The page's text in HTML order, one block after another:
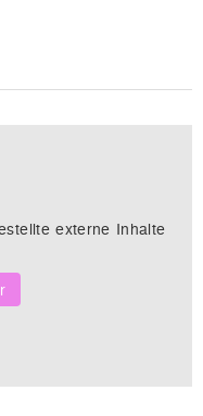
externe Inhalte